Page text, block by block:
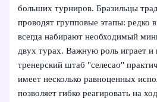
больших турниров. Бразильцы
проводят групповые этапы: редко
всегда набирают необходимый
двух турах. Важную роль играет и
тренерский штаб "селесао"
имеет несколько равноценных
позволяет гибко реагировать на